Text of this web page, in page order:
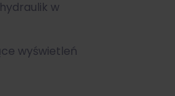
w
wyświetleń